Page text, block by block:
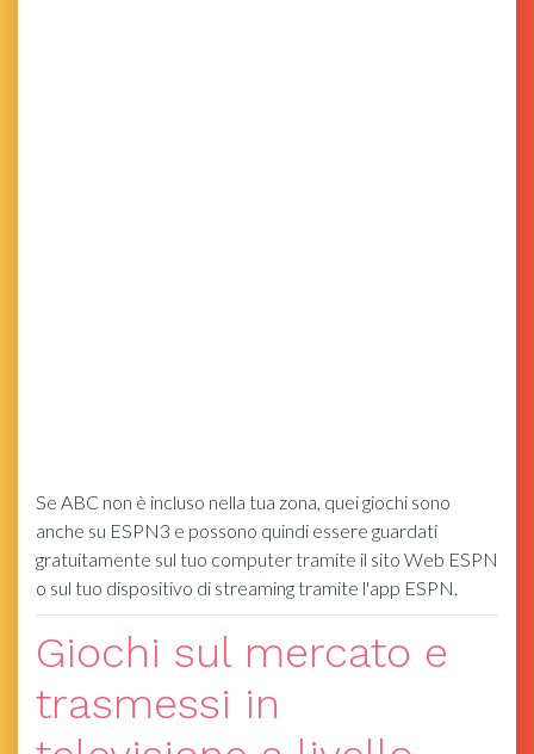
Se ABC non è incluso nella tua zona, quei giochi sono
anche su ESPN3 e possono quindi essere guardati
gratuitamente sul tuo computer tramite il sito Web ESPN
o sul tuo dispositivo di streaming tramite l'app ESPN.
Giochi sul mercato e
trasmessi in